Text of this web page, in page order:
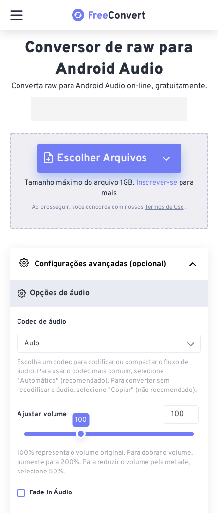
Conversor de raw para
Android Audio
Converta raw para Android Audio on-line, gratuitamente.
Escolher Arquivos
Do dispositivo
Do Google Drive
Do OneDrive
Tamanho máximo do arquivo 1GB. Inscrever-se para
mais
Ao prosseguir, você concorda com nossos Termos de Uso .
Configurações avançadas (opcional)
Opções de áudio
Codec de áudio
Auto
Escolha um codec para codificar ou compactar o fluxo de
áudio. Para usar o codec mais comum, selecione
"Automático" (recomendado). Para converter sem
recodificar o áudio, selecione "Copiar" (não recomendado).
Ajustar volume
100
100% representa o volume original. Para dobrar o volume,
aumente para 200%. Para reduzir o volume pela metade,
selecione 50%.
Fade In Áudio